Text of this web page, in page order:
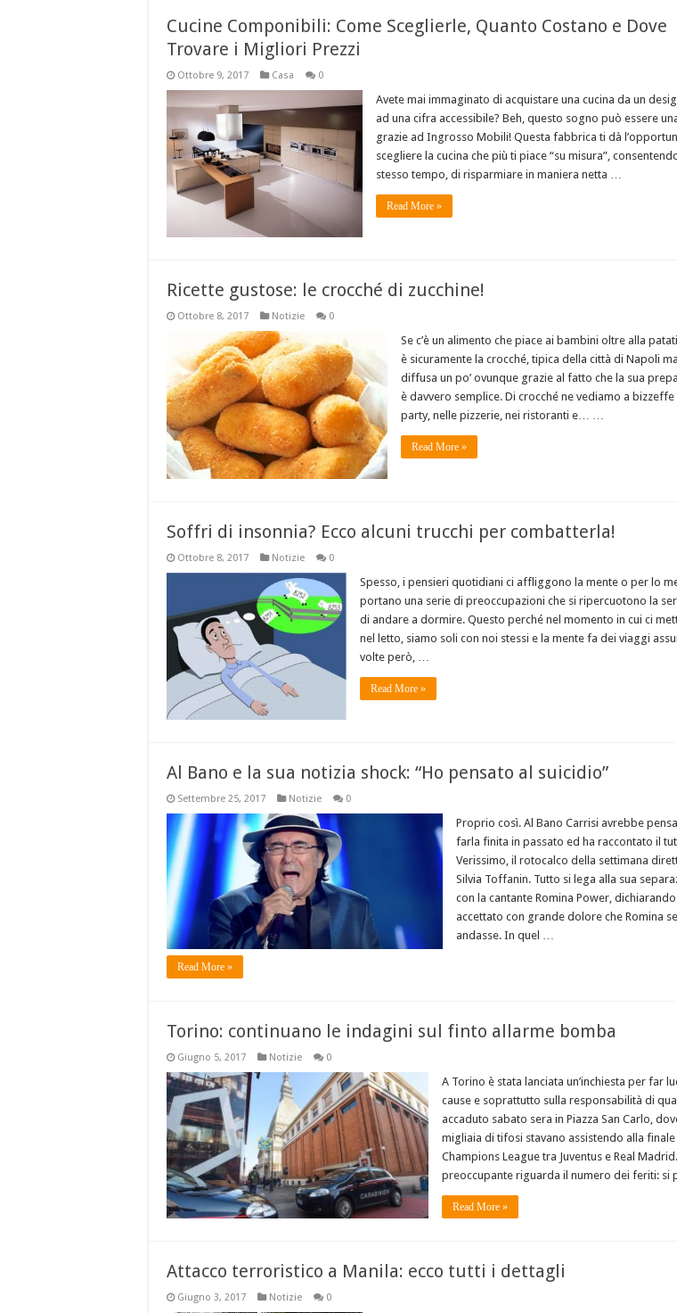
Cucine Componibili: Come Sceglierle, Quanto Costano e Dove
Trovare i Migliori Prezzi
Ottobre 9, 2017 Casa 0
Avete mai immaginato di acquistare una cucina da un
ad una cifra accessibile? Beh, questo sogno può essere
grazie ad Ingrosso Mobili! Questa fabbrica ti dà
scegliere la cucina che più ti piace “su misura”,
stesso tempo, di risparmiare in maniera netta …
Read More »
Ricette gustose: le crocché di zucchine!
Ottobre 8, 2017 Notizie 0
Se c’è un alimento che piace ai bambini oltre alla
è sicuramente la crocché, tipica della città di Napoli
diffusa un po’ ovunque grazie al fatto che la sua
è davvero semplice. Di crocché ne vediamo a bizzeffe
party, nelle pizzerie, nei ristoranti e… …
Read More »
Soffri di insonnia? Ecco alcuni trucchi per combatterla!
Ottobre 8, 2017 Notizie 0
Spesso, i pensieri quotidiani ci affliggono la mente o per lo
portano una serie di preoccupazioni che si ripercuotono la
di andare a dormire. Questo perché nel momento in cui ci
nel letto, siamo soli con noi stessi e la mente fa dei viaggi
volte però, …
Read More »
Al Bano e la sua notizia shock: “Ho pensato al suicidio”
Settembre 25, 2017 Notizie 0
Proprio così. Al Bano Carrisi avrebbe
farla finita in passato ed ha raccontato il
Verissimo, il rotocalco della settimana
Silvia Toffanin. Tutto si lega alla sua
con la cantante Romina Power,
accettato con grande dolore che Romina
andasse. In quel …
Read More »
Torino: continuano le indagini sul finto allarme bomba
Giugno 5, 2017 Notizie 0
A Torino è stata lanciata un’inchiesta per far
cause e soprattutto sulla responsabilità di
accaduto sabato sera in Piazza San Carlo,
migliaia di tifosi stavano assistendo alla finale
Champions League tra Juventus e Real
preoccupante riguarda il numero dei feriti: si
Read More »
Attacco terroristico a Manila: ecco tutti i dettagli
Giugno 3, 2017 Notizie 0